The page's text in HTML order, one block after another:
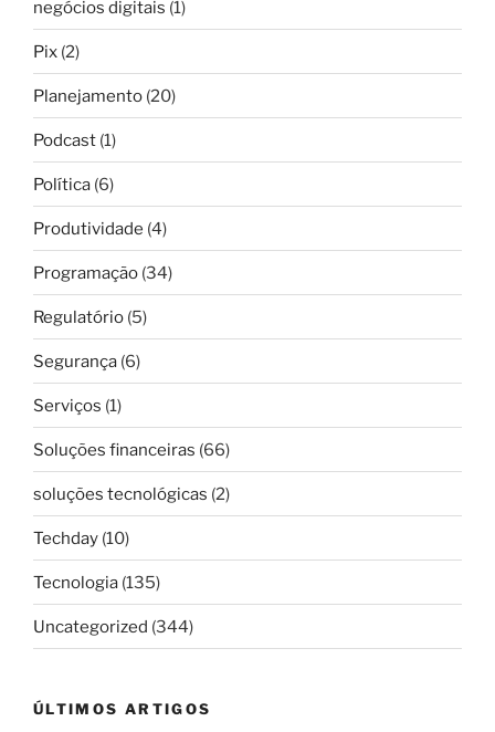
negócios digitais (1)
Pix (2)
Planejamento (20)
Podcast (1)
Política (6)
Produtividade (4)
Programação (34)
Regulatório (5)
Segurança (6)
Serviços (1)
Soluções financeiras (66)
soluções tecnológicas (2)
Techday (10)
Tecnologia (135)
Uncategorized (344)
ÚLTIMOS ARTIGOS